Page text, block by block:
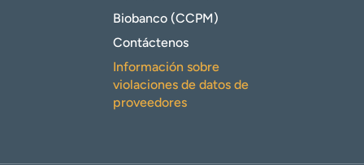
Biobanco (CCPM)
Contáctenos
Información sobre
violaciones de datos de
proveedores